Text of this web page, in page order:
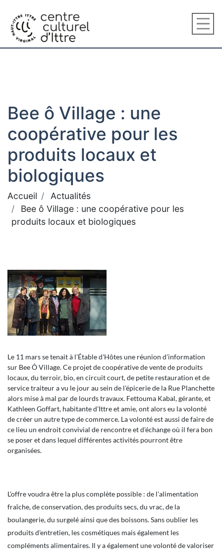
Bee ô Village : une
coopérative pour les
produits locaux et
biologiques
Accueil
Actualités
Bee ô Village : une coopérative pour les
produits locaux et biologiques
Le 11 mars se tenait à l'Étable d'Hôtes une réunion d'information
sur Bee Ô Village. Ce projet de coopérative de vente de produits
locaux, du terroir, bio, en circuit court, de petite restauration et de
service traiteur a vu le jour au sein de l'épicerie de la Rue Planchette
alors mise à mal par de lourds travaux. Fettouma Kabal, gérante, et
Kathleen Goffart, habitante d'Ittre et amie, ont alors eu la volonté
de créer un autre type de commerce. La volonté est aussi de faire de
ce lieu un endroit convivial de rencontre et d'échange où il fera bon
se poser et dans lequel différentes activités pourront être
organisées.
L'offre voudra être la plus complète possible : de l'alimentation
fraîche, de conservation, des produits secs, du vrac, de la
boulangerie, du surgelé ainsi que des boissons. Sans oublier les
produits d'entretien, les cosmétiques mais également les
compléments alimentaires. Il y a également une volonté de valoriser